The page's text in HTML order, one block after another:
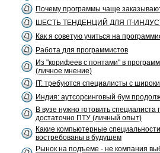
Почему программы чаще
ШЕСТЬ ТЕНДЕНЦИЙ ДЛЯ IT-
Как я советую учиться на
Работа для программистов
Из "корифеев с понтами" в
(личное мнение)
IT: требуются специалисты с
Индия: аутсорсинговый бум
В вузе нужно готовить
достаточно ПТУ (личный опыт)
Какие компьютерные
востребованы в будущем
Рынок на подъеме - не компания